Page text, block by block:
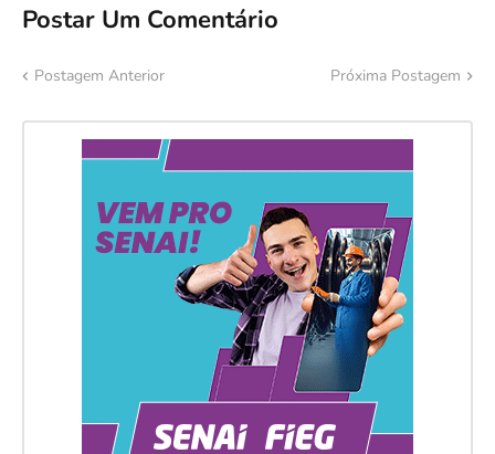
Postar Um Comentário
Postagem Anterior Próxima Postagem